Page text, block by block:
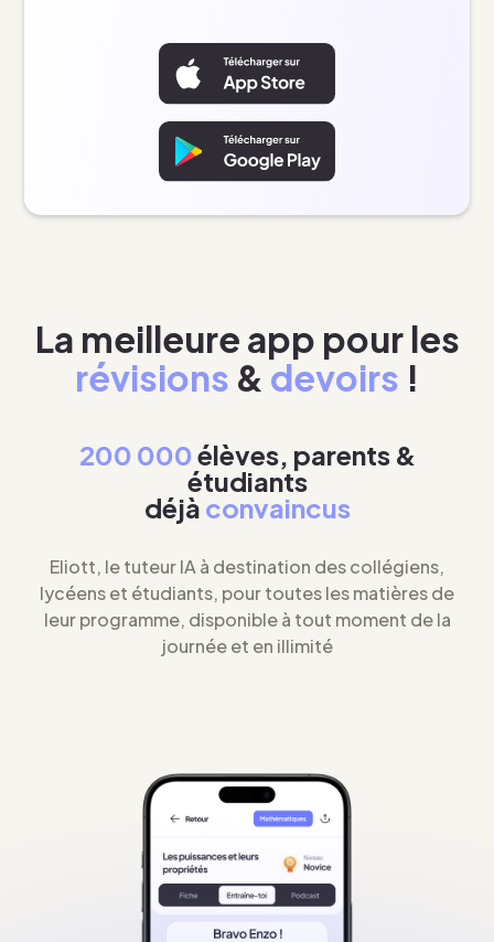
La meilleure app pour les
révisions & devoirs !
200 000élèves, parents &
étudiants
déjà convaincus
Eliott, le tuteur IA à destination des collégiens,
lycéens et étudiants, pour toutes les matières de
leur programme, disponible à tout moment de la
journée et en illimité